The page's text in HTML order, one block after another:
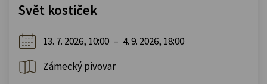
Svět kostiček
13. 7. 2026, 10:00 – 4. 9. 2026, 18:00
Zámecký pivovar